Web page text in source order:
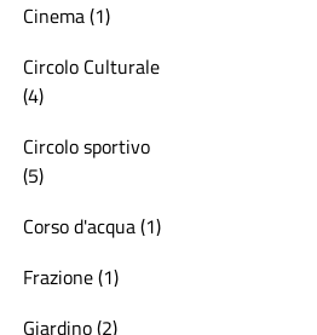
Cinema (1)
Circolo Culturale
(4)
Circolo sportivo
(5)
Corso d'acqua (1)
Frazione (1)
Giardino (2)